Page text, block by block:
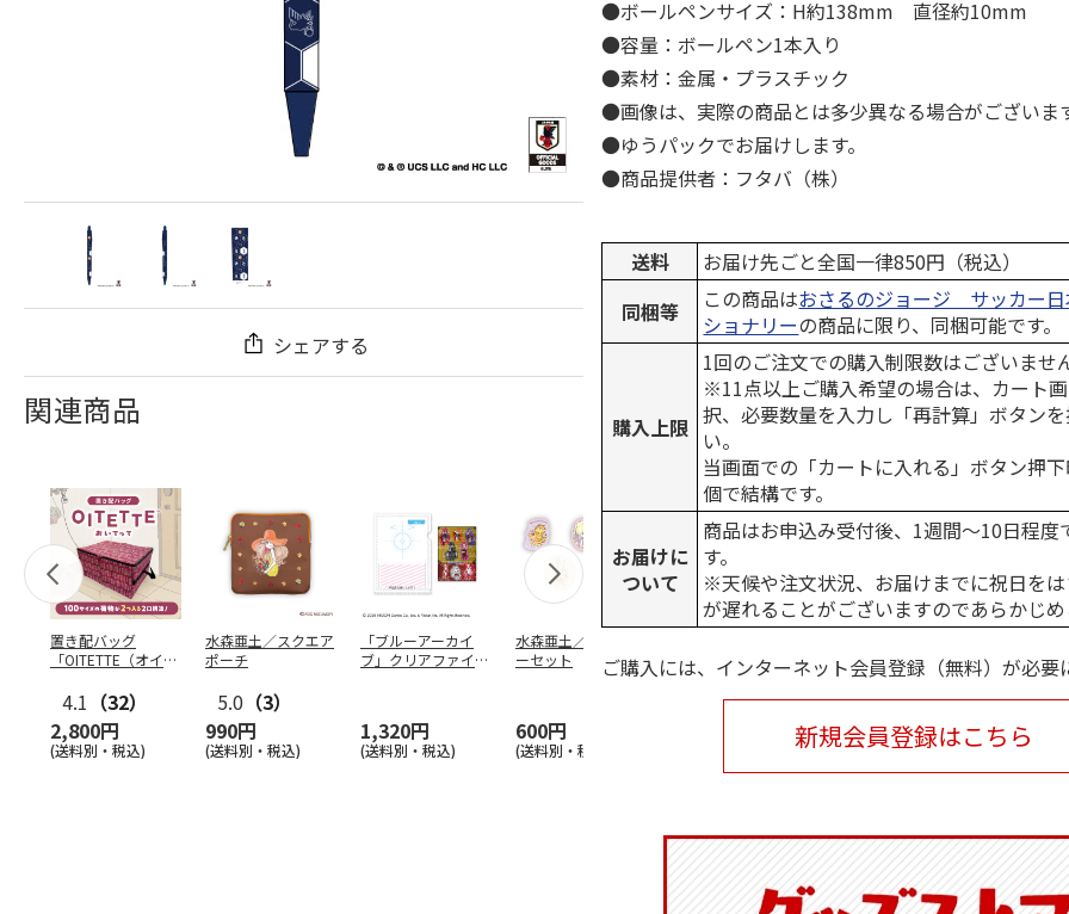
シェアする
関連商品
置き配バッグ
「OITETTE（オイテ
4.1 （32）
2,800円
(送料別・税込)
水森亜土／スクエア
ポーチ
5.0 （3）
990円
(送料別・税込)
「ブルーアーカイ
ブ」クリアファイル
1,320円
(送料別・税込)
水森亜土／ステッカ
ーセット
600円
(送料別・税込)
ケース
（6）
おもちもちもちマス
コット
2,200円
(送料別・税込)
奇妙な冒険
風』チョコ
セッ…
5.0（7）
1,969円
(送料別・税
●ボールペンサイズ：H約138mm 直径約10mm
●容量：ボールペン1本入り
●素材：金属・プラスチック
●画像は、実際の商品とは多少異なる場合がございま
●ゆうパックでお届けします。
●商品提供者：フタバ（株）
送料
お届け先ごと全国一律850円（税込）
同梱等
この商品はおさるのジョージ サッカー日
ショナリーの商品に限り、同梱可能です。
購入上限
1回のご注文での購入制限数はございませ
※11点以上ご購入希望の場合は、カート
択、必要数量を入力し「再計算」ボタン
い。
当画面での「カートに入れる」ボタン押
個で結構です。
お届けに
ついて
商品はお申込み受付後、1週間～10日程度
す。
※天候や注文状況、お届けまでに祝日を
が遅れることがございますのであらかじ
ご購入には、インターネット会員登録（無料）が必要
新規会員登録はこちら